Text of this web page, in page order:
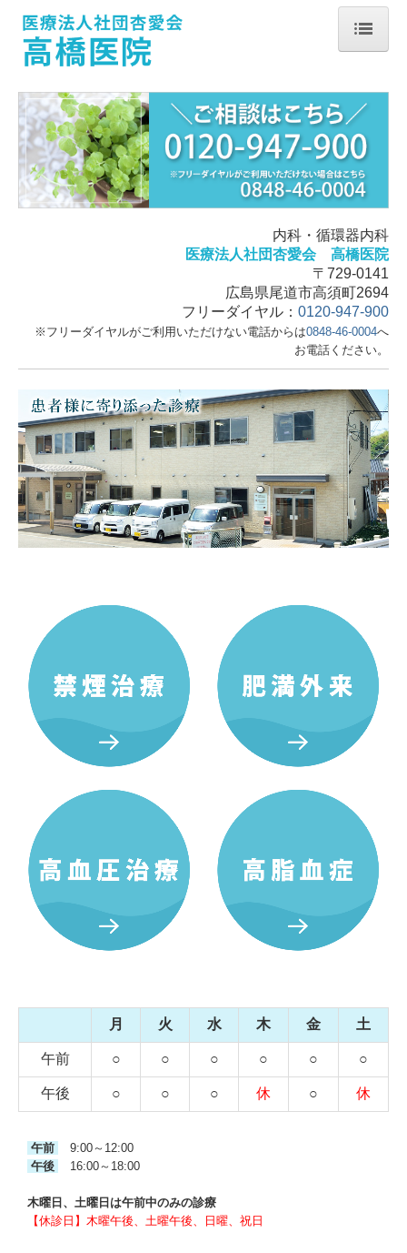
ホーム
恋の水事業
デイサービスセンター恋の水
グループホーム恋の水
院長紹介・医院紹介
禁煙治療
肥満外来
高血圧治療
高脂血症
各種ワクチン
ダイエット遺伝子分析キット
採用情報
施設基準等
内科・循環器内科
医療法人社団杏愛会 高橋医院
〒729-0141
広島県尾道市高須町2694
フリーダイヤル： 0120-947-900
※フリーダイヤルがご利用いただけない電話からは0848-46-0004へ
お電話ください。
月 火 水 木 金 土
午前 ○ ○ ○ ○ ○ ○
午後 ○ ○ ○ 休 ○ 休
午前
9:00～12:00
午後
16:00～18:00
木曜日、土曜日は午前中のみの診療
【休診日】木曜午後、土曜午後、日曜、祝日